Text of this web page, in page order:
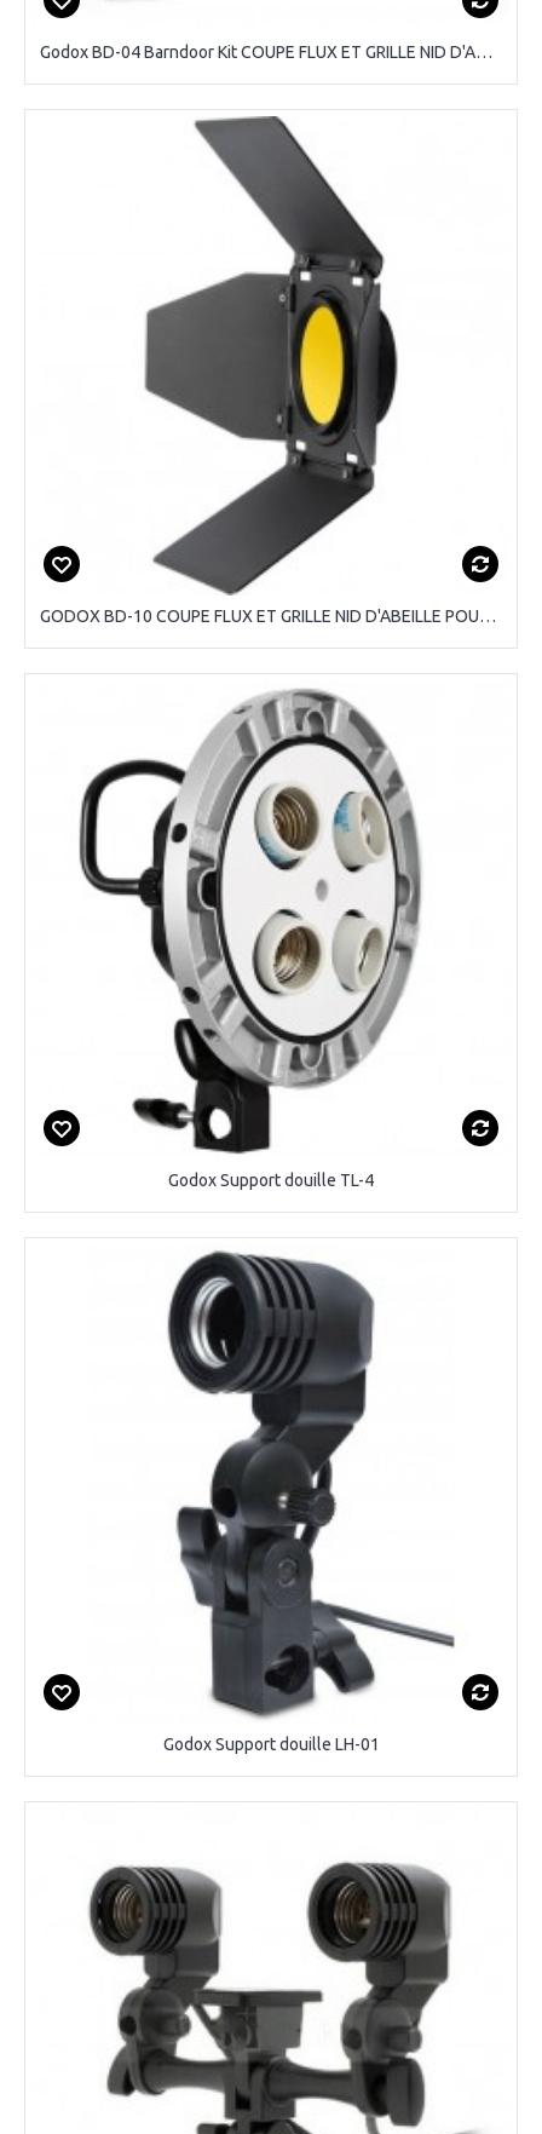
Godox BD-04 Barndoor Kit COUPE FLUX ET GRILLE NID D'ABEILLE
GODOX BD-10 COUPE FLUX ET GRILLE NID D'ABEILLE POUR AD300 PRO
Godox Support douille TL-4
Godox Support douille LH-01